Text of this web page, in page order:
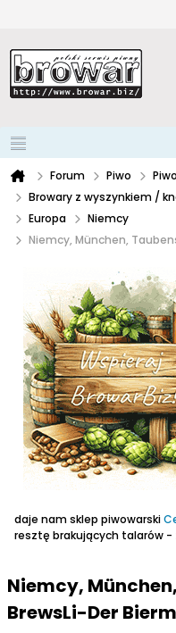
Forum Piwo
Browary z wyszynkiem /
Europa
Niemcy
Niemcy, München,
daje nam sklep piwowarski
resztę brakujących talarów
Niemcy,
BrewsLi-Der